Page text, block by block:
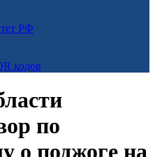
РФ
кодов
по
о поджоге на